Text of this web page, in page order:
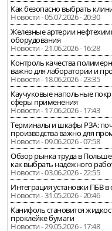
Как безопасно выбрать
Новости - 05.07.2026 - 20:30
Железные артерии
оборудования
Новости - 21.06.2026 - 16:28
Контроль качества
важно для лаборатории и
Новости - 18.06.2026 - 23:35
Каучуковые напольные
сферы применения
Новости - 17.06.2026 - 17:43
Терминалы и шкафы РЗА:
производства важно для
Новости - 09.06.2026 - 07:58
Обзор рынка труда в Польше:
как выбрать надёжного
Новости - 03.06.2026 - 22:55
Интеграция установки ПБВ
Новости - 31.05.2026 - 20:46
Канифоль становится
проклейке бумаги
Новости - 29.05.2026 - 17:48